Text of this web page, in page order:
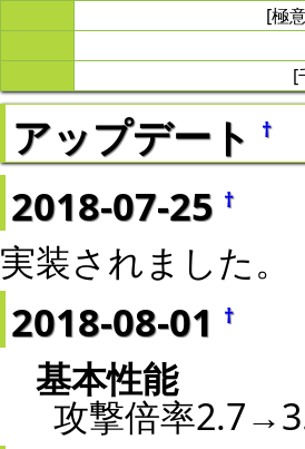
[極
[
アップデート †
2018-07-25 †
実装されました。
2018-08-01 †
基本性能
攻撃倍率